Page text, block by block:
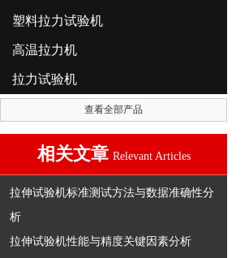
塑料拉力试验机
高温拉力机
拉力试验机
查看全部产品
相关文章 Relevant Articles
拉伸试验机标准测试方法与数据准确性分
析
拉伸试验机性能与精度关键因素分析